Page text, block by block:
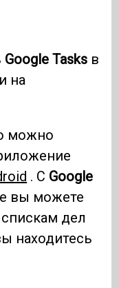
Google Tasks в
на
можно
. С Google
вы можете
дел
находитесь